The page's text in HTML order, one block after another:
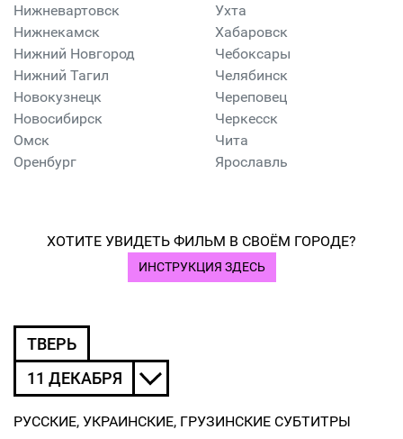
Нижневартовск
Нижнекамск
Нижний Новгород
Нижний Тагил
Новокузнецк
Новосибирск
Омск
Оренбург
Ухта
Хабаровск
Чебоксары
Челябинск
Череповец
Черкесск
Чита
Ярославль
ХОТИТЕ УВИДЕТЬ ФИЛЬМ В СВОЁМ ГОРОДЕ?
ИНСТРУКЦИЯ ЗДЕСЬ
ТВЕРЬ
11 ДЕКАБРЯ
РУССКИЕ, УКРАИНСКИЕ, ГРУЗИНСКИЕ СУБТИТРЫ